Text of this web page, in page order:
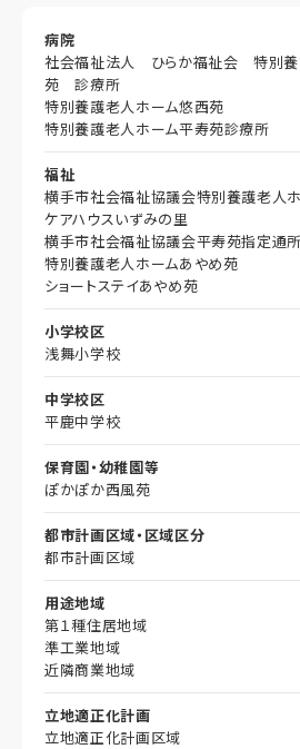
病院
社会福祉法人 ひらか福祉会 特別養
苑 診療所
特別養護老人ホーム悠西苑
特別養護老人ホーム平寿苑診療所
福祉
横手市社会福祉協議会特別養護老人
ケアハウスいずみの里
横手市社会福祉協議会平寿苑指定通
特別養護老人ホームあやめ苑
ショートステイあやめ苑
小学校区
浅舞小学校
中学校区
平鹿中学校
保育園・幼稚園等
ぽかぽか西風苑
都市計画区域・区域区分
都市計画区域
用途地域
第１種住居地域
準工業地域
近隣商業地域
立地適正化計画
立地適正化計画区域